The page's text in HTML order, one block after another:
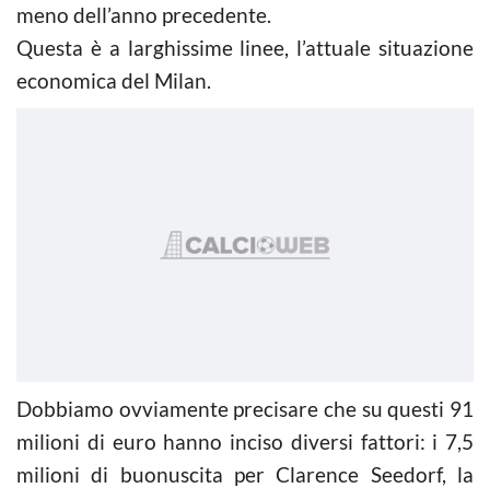
meno dell’anno precedente.
Questa è a larghissime linee, l’attuale situazione
economica del Milan.
Dobbiamo ovviamente precisare che su questi 91
milioni di euro hanno inciso diversi fattori: i 7,5
milioni di buonuscita per Clarence Seedorf, la